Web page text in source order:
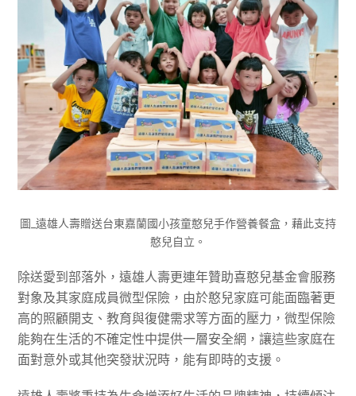
圖_遠雄人壽贈送台東嘉蘭國小孩童憨兒手作營養餐盒，藉此支持
憨兒自立。
除送愛到部落外，遠雄人壽更連年贊助喜憨兒基金會服務
對象及其家庭成員微型保險，由於憨兒家庭可能面臨著更
高的照顧開支、教育與復健需求等方面的壓力，微型保險
能夠在生活的不確定性中提供一層安全網，讓這些家庭在
面對意外或其他突發狀況時，能有即時的支援。